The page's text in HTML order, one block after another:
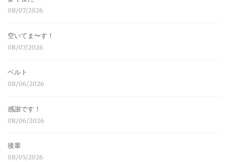
08/07/2026
空いてま〜す！
08/07/2026
ベルト
08/06/2026
感謝です！
08/06/2026
後輩
08/05/2026